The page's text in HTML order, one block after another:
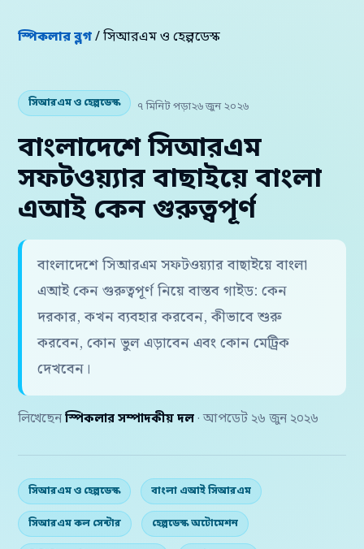
স্পিকলার ব্লগ/ সিআরএম ও হেল্পডেস্ক
সিআরএম ও হেল্পডেস্ক ৭ মিনিট পড়া২৬ জুন ২০২৬
বাংলাদেশে সিআরএম
সফটওয়্যার বাছাইয়ে বাংলা
এআই কেন গুরুত্বপূর্ণ
বাংলাদেশে সিআরএম সফটওয়্যার বাছাইয়ে বাংলা
এআই কেন গুরুত্বপূর্ণ নিয়ে বাস্তব গাইড: কেন
দরকার, কখন ব্যবহার করবেন, কীভাবে শুরু
করবেন, কোন ভুল এড়াবেন এবং কোন মেট্রিক
দেখবেন।
লিখেছেন স্পিকলার সম্পাদকীয় দল · আপডেট ২৬ জুন ২০২৬
সিআরএম ও হেল্পডেস্ক বাংলা এআই সিআরএম
সিআরএম কল সেন্টার হেল্পডেস্ক অটোমেশন